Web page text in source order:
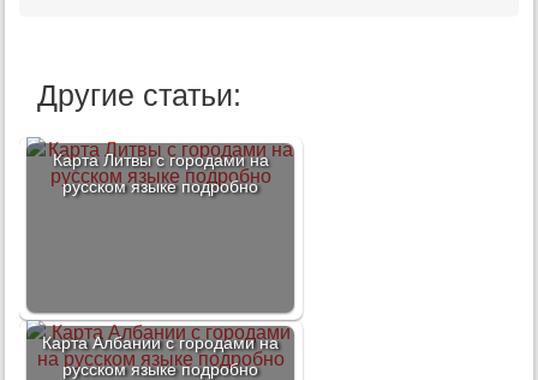
Другие статьи:
Карта Литвы с городами на
русском языке подробно
Карта Албании с городами на
русском языке подробно